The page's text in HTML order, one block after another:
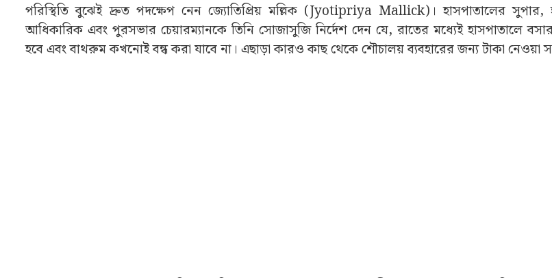
পরিস্থিতি বুঝেই দ্রুত পদক্ষেপ নেন জ্যোতিপ্রিয় মল্লিক (Jyotipriya Mallick)। হাসপাতালের সুপার,
আধিকারিক এবং পুরসভার চেয়ারম্যানকে তিনি সোজাসুজি নির্দেশ দেন যে, রাতের মধ্যেই হাসপাতালে
হবে এবং বাথরুম কখনোই বন্ধ করা যাবে না। এছাড়া কারও কাছ থেকে শৌচালয় ব্যবহারের জন্য টাকা নেওয়া